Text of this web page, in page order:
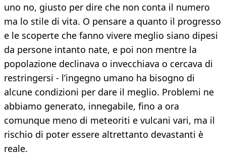
uno no, giusto per dire che non conta il numero
ma lo stile di vita. O pensare a quanto il progresso
e le scoperte che fanno vivere meglio siano dipesi
da persone intanto nate, e poi non mentre la
popolazione declinava o invecchiava o cercava di
restringersi - l’ingegno umano ha bisogno di
alcune condizioni per dare il meglio. Problemi ne
abbiamo generato, innegabile, fino a ora
comunque meno di meteoriti e vulcani vari, ma il
rischio di poter essere altrettanto devastanti è
reale.